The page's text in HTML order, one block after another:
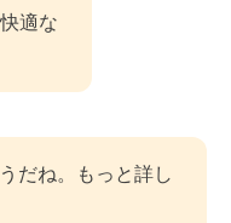
適な
だね。もっと詳し